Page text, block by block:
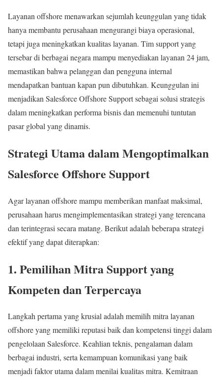
Layanan offshore menawarkan sejumlah keunggulan yang tidak
hanya membantu perusahaan mengurangi biaya operasional,
tetapi juga meningkatkan kualitas layanan. Tim support yang
tersebar di berbagai negara mampu menyediakan layanan 24 jam,
memastikan bahwa pelanggan dan pengguna internal
mendapatkan bantuan kapan pun dibutuhkan. Keunggulan ini
menjadikan Salesforce Offshore Support sebagai solusi strategis
dalam meningkatkan performa bisnis dan memenuhi tuntutan
pasar global yang dinamis.
Strategi Utama dalam Mengoptimalkan
Salesforce Offshore Support
Agar layanan offshore mampu memberikan manfaat maksimal,
perusahaan harus mengimplementasikan strategi yang terencana
dan terintegrasi secara matang. Berikut adalah beberapa strategi
efektif yang dapat diterapkan:
1. Pemilihan Mitra Support yang
Kompeten dan Terpercaya
Langkah pertama yang krusial adalah memilih mitra layanan
offshore yang memiliki reputasi baik dan kompetensi tinggi dalam
pengelolaan Salesforce. Keahlian teknis, pengalaman dalam
berbagai industri, serta kemampuan komunikasi yang baik
menjadi faktor utama dalam menilai kualitas mitra. Kemitraan